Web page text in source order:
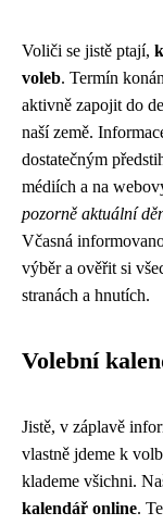
Voliči se jistě ptají,
voleb. Termín
aktivně zapojit do
naší země.
dostatečným
médiích a na
pozorně aktuální
Včasná
výběr a ověřit si
stranách a hnutích.
Volební
Jistě, v záplavě
vlastně jdeme k
klademe všichni.
kalendář online.